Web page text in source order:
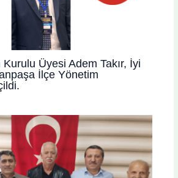
Üyesi Adem Takır, İyi
İlçe Yönetim